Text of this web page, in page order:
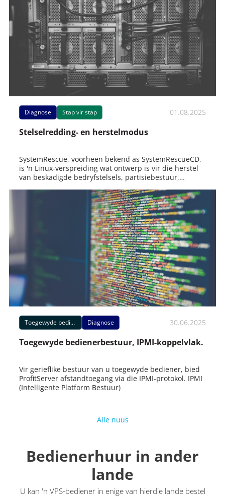
Diagnose Stap vir stap 01.08.2025
Stelselredding- en herstelmodus
SystemRescue, voorheen bekend as SystemRescueCD,
is 'n Linux-verspreiding wat ontwerp is vir die herstel
van beskadigde bedryfstelsels, partisiebestuur,
Toegewyde bediener Diagnose 30.06.2025
Toegewyde bedienerbestuur, IPMI-koppelvlak.
Vir gerieflike bestuur van u toegewyde bediener, bied
ProfitServer afstandtoegang via die IPMI-protokol. IPMI
(Intelligente Platform Bestuur)
Alle nuus
Bedienerhuur in ander
lande
U kan 'n VPS-bediener in enige van hierdie lande bestel